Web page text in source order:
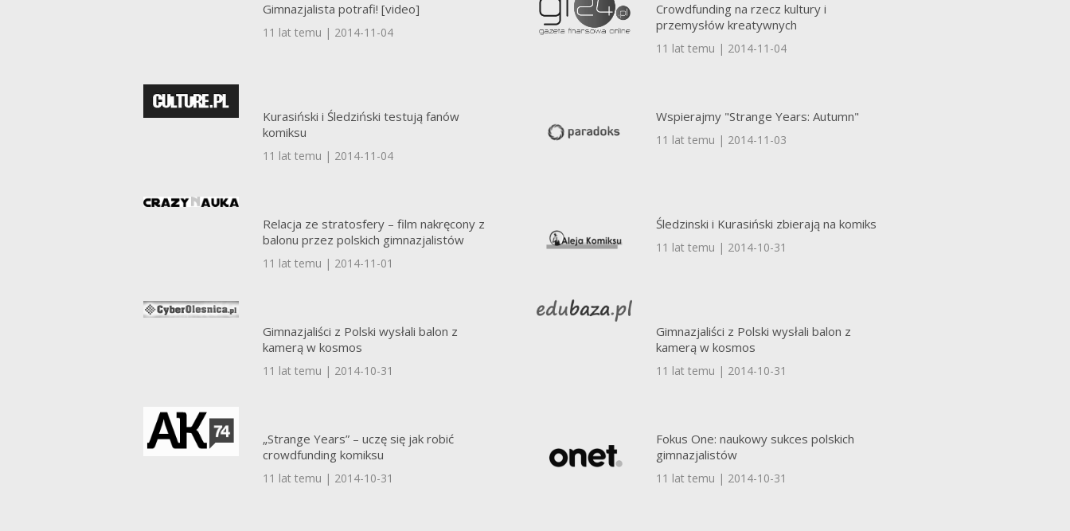
Gimnazjalista potrafi! [video]
11 lat temu | 2014-11-04
Crowdfunding na rzecz kultury i
przemysłów kreatywnych
11 lat temu | 2014-11-04
Kurasiński i Śledziński testują fanów
komiksu
11 lat temu | 2014-11-04
Wspierajmy "Strange Years: Autumn"
11 lat temu | 2014-11-03
Relacja ze stratosfery – film nakręcony z
balonu przez polskich gimnazjalistów
11 lat temu | 2014-11-01
Śledzinski i Kurasiński zbierają na komiks
11 lat temu | 2014-10-31
Gimnazjaliści z Polski wysłali balon z
kamerą w kosmos
11 lat temu | 2014-10-31
Gimnazjaliści z Polski wysłali balon z
kamerą w kosmos
11 lat temu | 2014-10-31
„Strange Years” – uczę się jak robić
crowdfunding komiksu
11 lat temu | 2014-10-31
Fokus One: naukowy sukces polskich
gimnazjalistów
11 lat temu | 2014-10-31